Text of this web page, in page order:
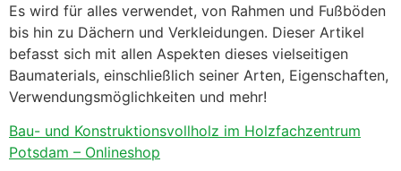
Es wird für alles verwendet, von Rahmen und Fußböden
bis hin zu Dächern und Verkleidungen. Dieser Artikel
befasst sich mit allen Aspekten dieses vielseitigen
Baumaterials, einschließlich seiner Arten, Eigenschaften,
Verwendungsmöglichkeiten und mehr!
Bau- und Konstruktionsvollholz im Holzfachzentrum
Potsdam – Onlineshop